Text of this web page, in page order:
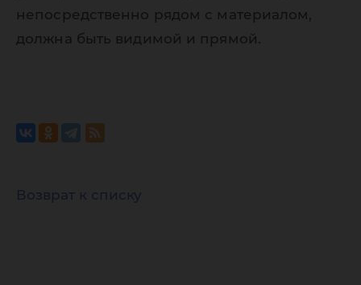
непосредственно рядом с материалом,
должна быть видимой и прямой.
Возврат к списку